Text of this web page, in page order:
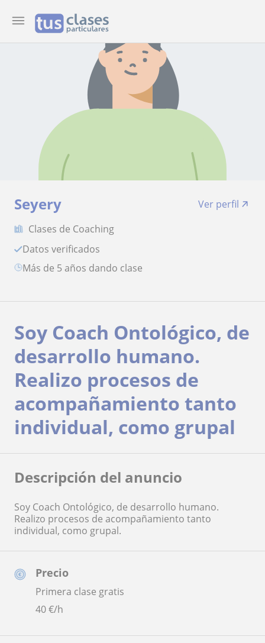
Seyery
Ver perfil
Clases de Coaching
Datos verificados
más de 5 años dando clase
Precio
Primera clase gratis
40€/h
Soy Coach Ontológico, de
desarrollo humano.
Realizo procesos de
acompañamiento tanto
individual, como grupal
Descripción del anuncio
Soy Coach Ontológico, de desarrollo humano.
Realizo procesos de acompañamiento tanto
individual, como grupal.